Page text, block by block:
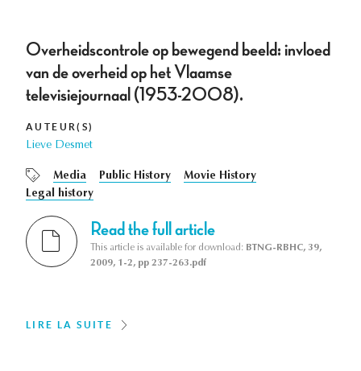
Overheidscontrole op bewegend beeld: invloed
van de overheid op het Vlaamse
televisiejournaal (1953-2008).
AUTEUR(S)
Lieve Desmet
Media Public History
Movie History
Legal history
Read the full article
This article is available for download: BTNG-RBHC, 39,
2009, 1-2, pp 237-263.pdf
LIRE LA SUITE